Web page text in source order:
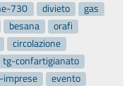
730 divieto
gas
besana
orafi
circolazione
tg-confartigianato
imprese
evento